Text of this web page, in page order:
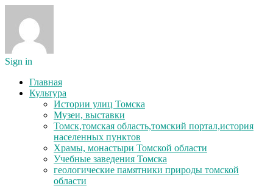
Sign in
Главная
Культура
Истории улиц Томска
Музеи, выставки
Томск,томская область,томский портал,история
населенных пунктов
Храмы, монастыри Томской области
Учебные заведения Томска
геологические памятники природы томской
области